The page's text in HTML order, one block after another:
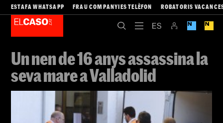
ESTAFA WHATSAPP FRAU COMPANYIES TELÈFON ROBATORIS
Un nen de 16 anys assassina la
seva mare a Valladolid